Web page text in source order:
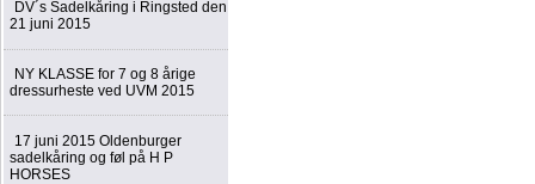
DV´s Sadelkåring i Ringsted den
21 juni 2015
NY KLASSE for 7 og 8 årige
dressurheste ved UVM 2015
17 juni 2015 Oldenburger
sadelkåring og føl på H P
HORSES